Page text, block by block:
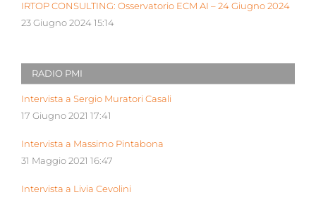
IRTOP CONSULTING: Osservatorio ECM AI – 24 Giugno 2024
23 Giugno 2024 15:14
RADIO PMI
Intervista a Sergio Muratori Casali
17 Giugno 2021 17:41
Intervista a Massimo Pintabona
31 Maggio 2021 16:47
Intervista a Livia Cevolini